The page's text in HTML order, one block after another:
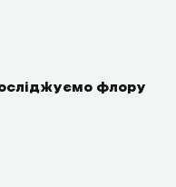
флору